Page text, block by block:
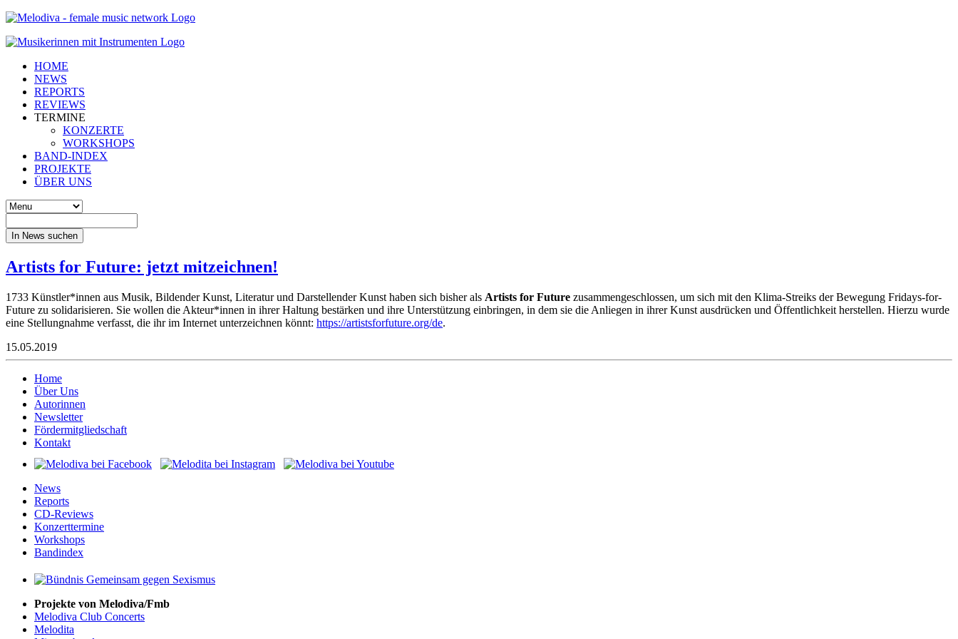
HOME
NEWS
REPORTS
REVIEWS
TERMINE
KONZERTE
WORKSHOPS
BAND-INDEX
PROJEKTE
ÜBER UNS
In News suchen
Artists for Future: jetzt mitzeichnen!
1733 Künstler*innen aus Musik, Bildender Kunst, Literatur und Darstellender Kunst haben sich bisher als Artists for Future zusammengeschlossen, um sich mit den Klima-Streiks der Bewegung Fridays-for-
Future zu solidarisieren. Sie wollen die Akteur*innen in ihrer Haltung bestärken und ihre Unterstützung einbringen, in dem sie die Anliegen in ihrer Kunst ausdrücken und Öffentlichkeit herstellen. Hierzu wurde
eine Stellungnahme verfasst, die ihr im Internet unterzeichnen könnt: https://artistsforfuture.org/de.
15.05.2019
Home
Über Uns
Autorinnen
Newsletter
Fördermitgliedschaft
Kontakt
News
Reports
CD-Reviews
Konzerttermine
Workshops
Bandindex
Projekte von Melodiva/Fmb
Melodiva Club Concerts
Melodita